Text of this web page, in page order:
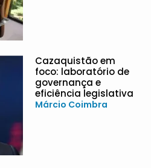
Cazaquistão em
foco: laboratório de
governança e
eficiência legislativa
Márcio Coimbra